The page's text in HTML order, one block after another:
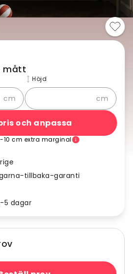
mått
cm
Höjd
cm
och anpassa
10 cm extra marginal
tillbaka-garanti
5 dagar